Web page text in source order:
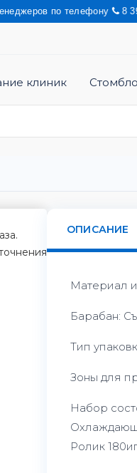
по телефону 8 3952 43
клиник
ОПИСАНИЕ
Материал
Барабан:
Тип
Зоны для
Набор
Ролик
Ролик